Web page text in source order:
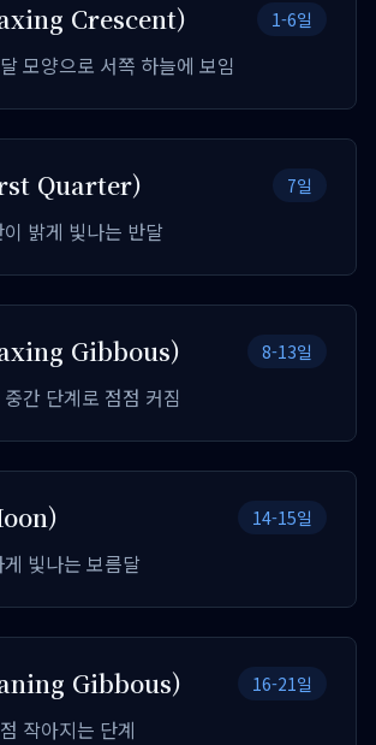
Crescent) 1-6일
모양으로 서쪽 하늘에 보임
Quarter) 7일
밝게 빛나는 반달
Gibbous) 8-13일
간 단계로 점점 커짐
14-15일
빛나는 보름달
Gibbous) 16-21일
작아지는 단계